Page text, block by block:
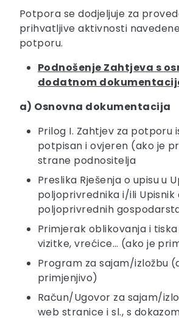
Potpora se dodjeljuje za
prihvatljive aktivnosti
potporu.
Podnošenje Zahtjeva s
dodatnom
a) Osnovna dokumentacija
Prilog I. Zahtjev za potporu
potpisan i ovjeren (ako je
strane podnositelja
Preslika Rješenja o upisu u
poljoprivrednika i/ili Upisnik
poljoprivrednih
Primjerak oblikovanja i
vizitke, vrećice… (ako je
Program za sajam/izložbu
primjenjivo)
Račun/Ugovor za sajam/
web stranice i sl., s